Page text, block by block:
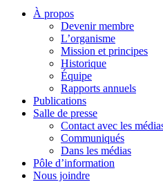
À propos
Devenir membre
L’organisme
Mission et principes
Historique
Équipe
Rapports annuels
Publications
Salle de presse
Contact avec les
Communiqués
Dans les médias
Pôle d’information
Nous joindre